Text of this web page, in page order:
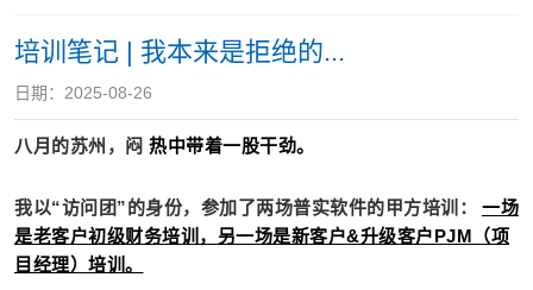
培训笔记 | 我本来是拒绝的...
日期：2025-08-26
八月的苏州，闷 热中带着一股干劲。
我以“访问团”的身份，参加了两场普实软件的甲方培训：
一场
是老客户初级财务培训，另一场是新客户&升级客户PJM（项
目经理）培训。